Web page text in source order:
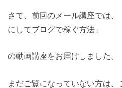
さて、前回のメール講座では
にしてブログで稼ぐ方法」
の動画講座をお届けしました。
まだご覧になっていない方は、